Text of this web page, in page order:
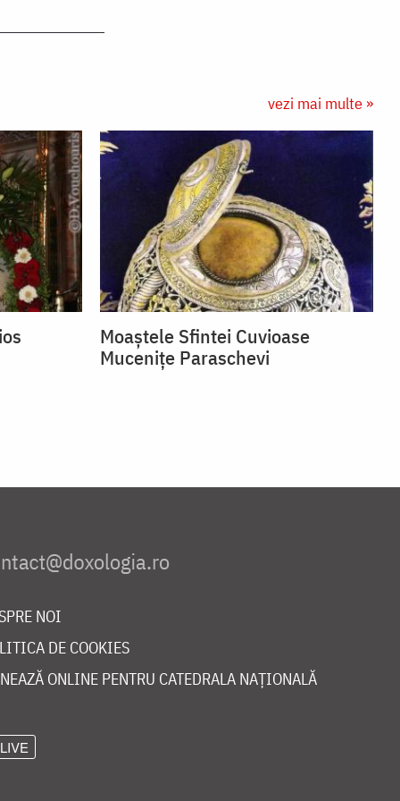
vezi mai multe »
Moaștele Sfintei Cuvioase
Mucenițe Paraschevi
NOI
DE COOKIES
ONLINE PENTRU CATEDRALA NAȚIONALĂ
LIVE